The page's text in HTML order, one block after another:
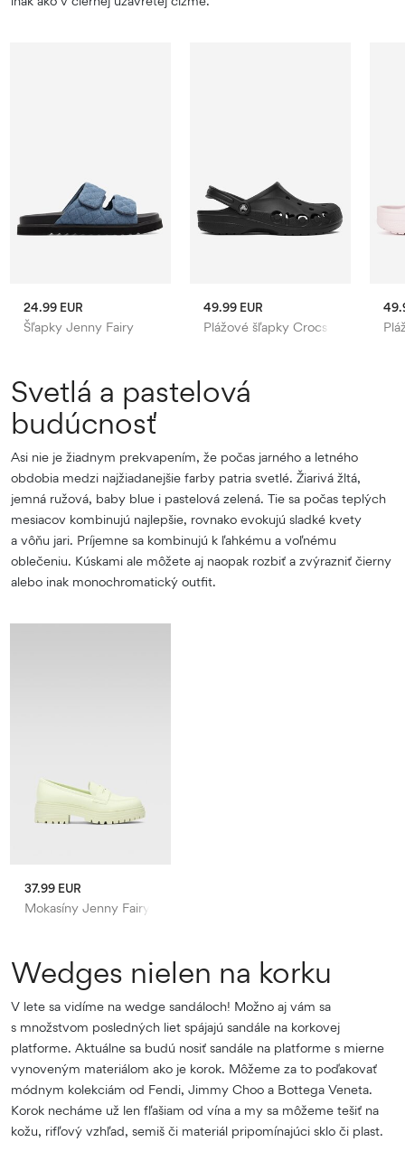
Šľapky Jenny Fairy
24.99 EUR
Plážové šľapky Crocs
49.99 EUR
Svetlá a pastelová
budúcnosť
Asi nie je žiadnym prekvapením, že počas jarného a letného
obdobia medzi najžiadanejšie farby patria svetlé. Žiarivá žltá,
jemná ružová, baby blue i pastelová zelená. Tie sa počas teplých
mesiacov kombinujú najlepšie, rovnako evokujú sladké kvety
a vôňu jari. Príjemne sa kombinujú k ľahkému a voľnému
oblečeniu. Kúskami ale môžete aj naopak rozbiť a zvýrazniť čierny
alebo inak monochromatický outfit.
Mokasíny Jenny Fairy
37.99 EUR
Wedges nielen na korku
V lete sa vidíme na wedge sandáloch! Možno aj vám sa
s množstvom posledných liet spájajú sandále na korkovej
platforme. Aktuálne sa budú nosiť sandále na platforme s mierne
vynoveným materiálom ako je korok. Môžeme za to poďakovať
módnym kolekciám od Fendi, Jimmy Choo a Bottega Veneta.
Korok necháme už len fľašiam od vína a my sa môžeme tešiť na
kožu, rifľový vzhľad, semiš či materiál pripomínajúci sklo či plast.